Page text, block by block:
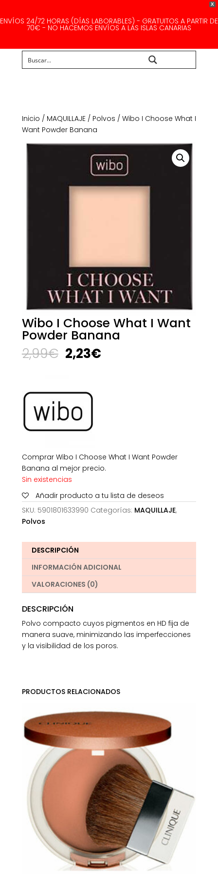
X
ENVÍOS 24/72 HORAS (DÍAS LABORABLES) - GRATUITOS A PARTIR DE
70€ - NO HACEMOS ENVÍOS A LAS ISLAS CANARIAS
Inicio / MAQUILLAJE/ Polvos / Wibo I Choose What I
Want Powder Banana
Wibo I Choose What I Want
Powder Banana
2,99€ El
precio
era:
2,99€.
2,23€El
Comprar Wibo I Choose What I Want Powder
Banana al mejor precio.
Sin existencias
Añadir producto a tu lista de deseos
SKU: 5901801633990 Categorías: MAQUILLAJE,
Polvos
DESCRIPCIÓN
INFORMACIÓN ADICIONAL
VALORACIONES (0)
DESCRIPCIÓN
Polvo compacto cuyos pigmentos en HD fija de
manera suave, minimizando las imperfecciones
y la visibilidad de los poros.
PRODUCTOS RELACIONADOS